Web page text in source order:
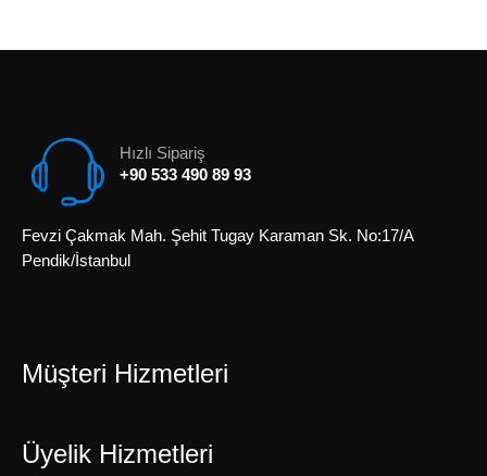
Hızlı Sipariş
+90 533 490 89 93
Fevzi Çakmak Mah. Şehit Tugay Karaman Sk. No:17/A
Pendik/İstanbul
Müşteri Hizmetleri
Üyelik Hizmetleri